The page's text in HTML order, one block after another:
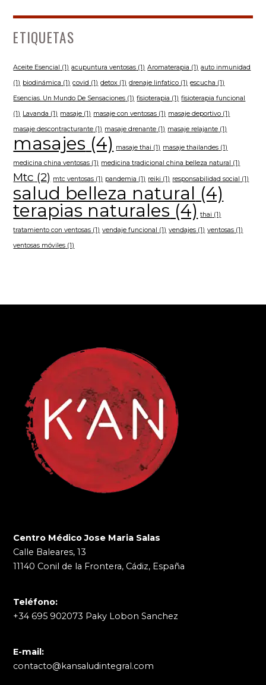
ETIQUETAS
Aceite Esencial (1) acupuntura ventosas (1) Aromaterapia (1) auto inmunidad
(1) biodinámica (1) covid (1) detox (1) drenaje linfatico (1) escucha (1)
Esencias. Un Mundo De Sensaciones (1) fisioterapia (1) fisioterapia funcional
(1) Lavanda (1) masaje (1) masaje con ventosas (1) masaje deportivo (1)
masaje descontracturante (1) masaje drenante (1) masaje relajante (1)
masajes (4) masaje thai (1) masaje thailandes (1)
medicina china ventosas (1) medicina tradicional china belleza natural (1)
Mtc (2) mtc ventosas (1) pandemia (1) reiki (1) responsabilidad social (1)
salud belleza natural (4)
terapias naturales (4) thai (1)
tratamiento con ventosas (1) vendaje funcional (1) vendajes (1) ventosas (1)
ventosas móviles (1)
Centro Médico Jose Maria Salas
Calle Baleares, 13
11140 Conil de la Frontera, Cádiz, España
Teléfono:
+34 695 902073 Paky Lobon Sanchez
E-mail:
contacto@kansaludintegral.com